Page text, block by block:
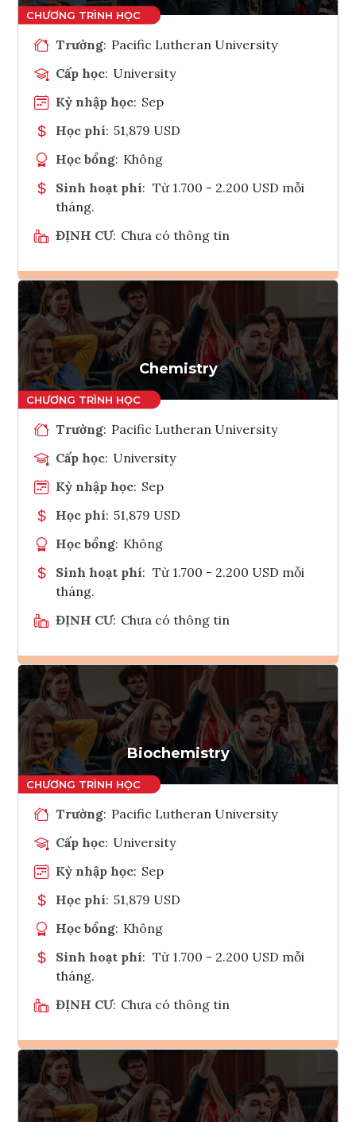
Trường: Pacific Lutheran University
Cấp học: University
Kỳ nhập học: Sep
Học phí: 51,879 USD
Học bổng: Không
Sinh hoạt phí: Từ 1.700 - 2.200 USD mỗi
tháng.
ĐỊNH CƯ: Chưa có thông tin
Ghi danh
Tham vấn Interlink
Chemistry
Trường: Pacific Lutheran University
Cấp học: University
Kỳ nhập học: Sep
Học phí: 51,879 USD
Học bổng: Không
Sinh hoạt phí: Từ 1.700 - 2.200 USD mỗi
tháng.
ĐỊNH CƯ: Chưa có thông tin
Ghi danh
Tham vấn Interlink
Biochemistry
Trường: Pacific Lutheran University
Cấp học: University
Kỳ nhập học: Sep
Học phí: 51,879 USD
Học bổng: Không
Sinh hoạt phí: Từ 1.700 - 2.200 USD mỗi
tháng.
ĐỊNH CƯ: Chưa có thông tin
Ghi danh
Tham vấn Interlink